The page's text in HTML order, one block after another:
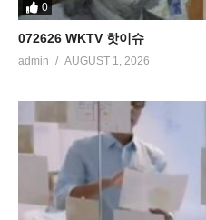
0
072626 WKTV 핫이슈
admin AUGUST 1, 2026